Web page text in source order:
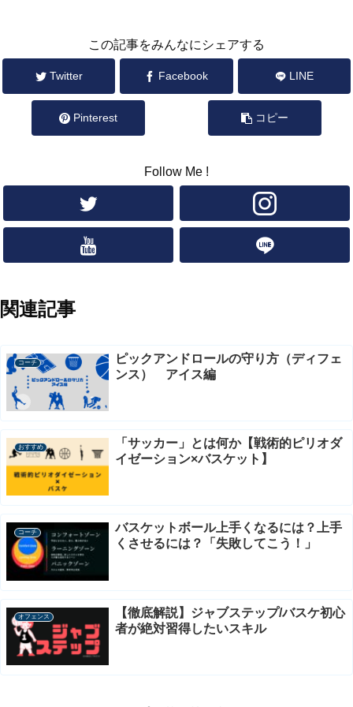
この記事をみんなにシェアする
Twitter Facebook LINE
Pinterest コピー
Follow Me !
関連記事
コーチ
ピックアンドロールの守り方（ディフェ
ンス） アイス編
おすすめ
「サッカー」とは何か【戦術的ピリオダ
イゼーション×バスケット】
コーチ
バスケットボール上手くなるには？上手
くさせるには？「失敗してこう！」
オフェンス
【徹底解説】ジャブステップ/バスケ初心
者が絶対習得したいスキル